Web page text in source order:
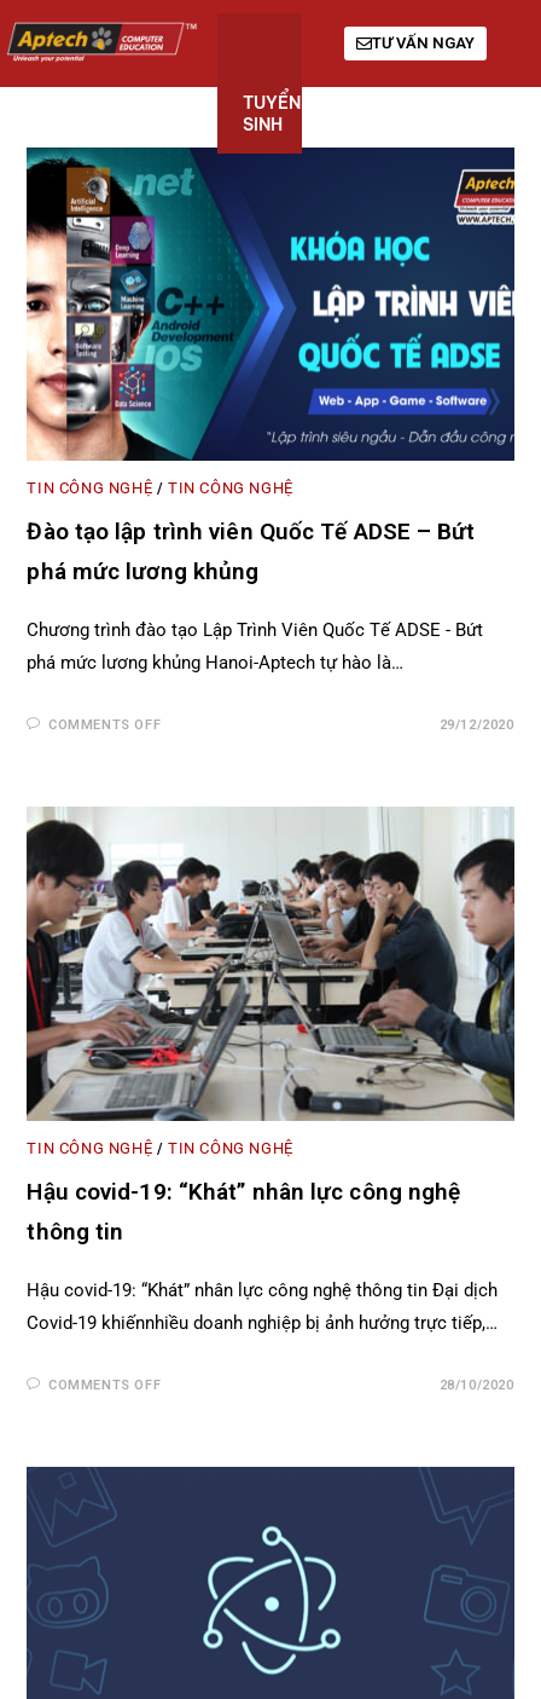
TUYỂN
SINH
TƯ VẤN NGAY
TIN CÔNG NGHỆ /TIN CÔNG NGHỆ
Đào tạo lập trình viên Quốc Tế ADSE – Bứt
phá mức lương khủng
Chương trình đào tạo Lập Trình Viên Quốc Tế ADSE - Bứt
phá mức lương khủng Hanoi-Aptech tự hào là…
COMMENTS OFF 29/12/2020
TIN CÔNG NGHỆ /TIN CÔNG NGHỆ
Hậu covid-19: “Khát” nhân lực công nghệ
thông tin
Hậu covid-19: “Khát” nhân lực công nghệ thông tin Đại dịch
Covid-19 khiếnnhiều doanh nghiệp bị ảnh hưởng trực tiếp,…
COMMENTS OFF 28/10/2020